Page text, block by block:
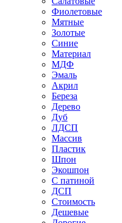
Фиолетовые
Мятные
Золотые
Синие
Материал
МДФ
Эмаль
Акрил
Береза
Дерево
Дуб
ЛДСП
Массив
Пластик
Шпон
Экошпон
С патиной
ДСП
Стоимость
Дешевые